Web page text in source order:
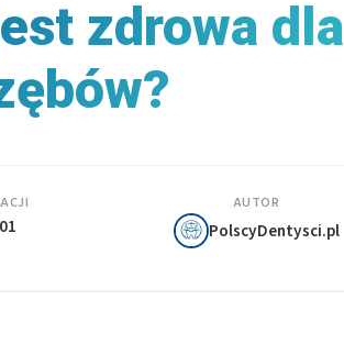
zdrowa dla
AUTOR
PolscyDentysci.pl